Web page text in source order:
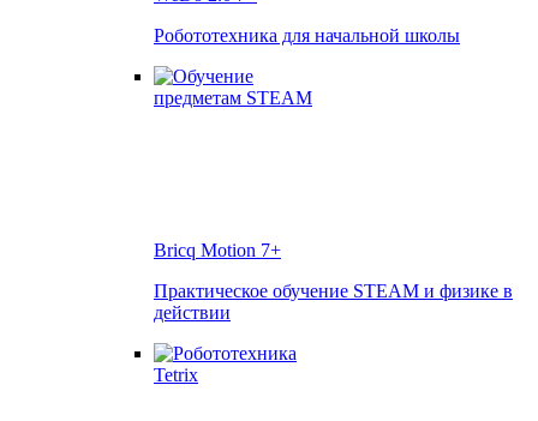
Робототехника для начальной школы
Bricq Motion 7+
Практическое обучение STEAM и физике в
действии